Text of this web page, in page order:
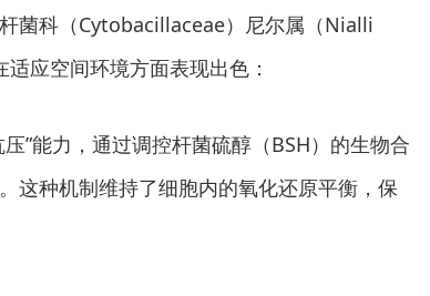
菌科（Cytobacillaceae）尼尔属（Nialli
应空间环境方面表现出色：
”能力，通过调控杆菌硫醇（BSH）的生物合
这种机制维持了细胞内的氧化还原平衡，保